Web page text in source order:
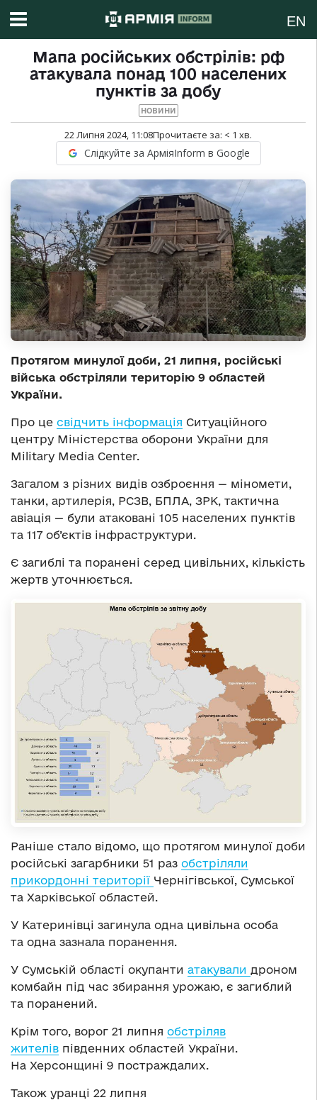
EN
Мапа російських обстрілів: рф
атакувала понад 100 населених
пунктів за добу
НОВИНИ
22 Липня 2024, 11:08Прочитаєте за: < 1 хв.
Слідкуйте за АрміяInform в Google
Протягом минулої доби, 21 липня, російські
війська обстріляли територію 9 областей
України.
Про це свідчить інформація Ситуаційного
центру Міністерства оборони України для
Military Media Center.
Загалом з різних видів озброєння — міномети,
танки, артилерія, РСЗВ, БПЛА, ЗРК, тактична
авіація — були атаковані 105 населених пунктів
та 117 об’єктів інфраструктури.
Є загиблі та поранені серед цивільних, кількість
жертв уточнюється.
Раніше стало відомо, що протягом минулої доби
російські загарбники 51 раз обстріляли
прикордонні території Чернігівської, Сумської
та Харківської областей.
У Катеринівці загинула одна цивільна особа
та одна зазнала поранення.
У Сумській області окупанти атакували дроном
комбайн під час збирання урожаю, є загиблий
та поранений.
Крім того, ворог 21 липня обстріляв
жителів південних областей України.
На Херсонщині 9 постраждалих.
Також уранці 22 липня